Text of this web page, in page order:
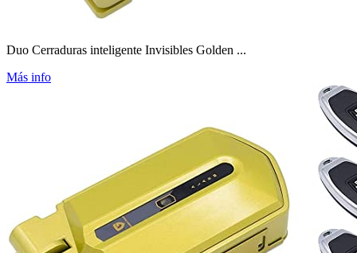
Duo Cerraduras inteligente Invisibles Golden ...
Más info